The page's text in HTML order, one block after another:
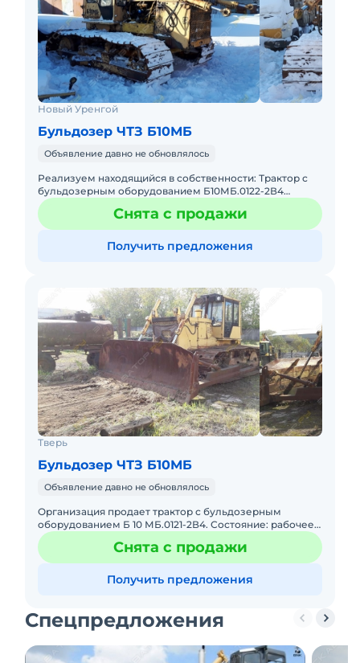
Новый Уренгой
Бульдозер ЧТЗ Б10МБ
Объявление давно не обновлялось
Реализуем находящийся в собственности: Трактор с
бульдозерным оборудованием Б10МБ.0122-2В4
(болотоход) Предприятие-изготовитель: ООО «ЧТЗ-
УРАЛТРАК» Год выпусСнята с продажи
Получить предложения
Тверь
Бульдозер ЧТЗ Б10МБ
Объявление давно не обновлялось
Организация продает трактор с бульдозерным
оборудованием Б 10 МБ.0121-2В4. Состояние: рабочее,
на ходу. Предприятие-изготовитель: ООО "ЧТЗ-
УРАЛТРАК" (РоссиСнята с продажи
Получить предложения
Спецпредложения